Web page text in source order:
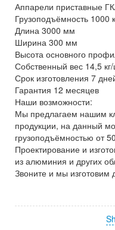
Аппарели приставные
Грузоподъёмность 1000
Длина 3000 мм
Ширина 300 мм
Высота основного
Собственный вес 14,5
Срок изготовления 7
Гарантия 12 месяцев
Наши возможности:
Мы предлагаем нашим
продукции, на данный
грузоподъёмностью от
Проектирование и
из алюминия и других
Звоните и мы